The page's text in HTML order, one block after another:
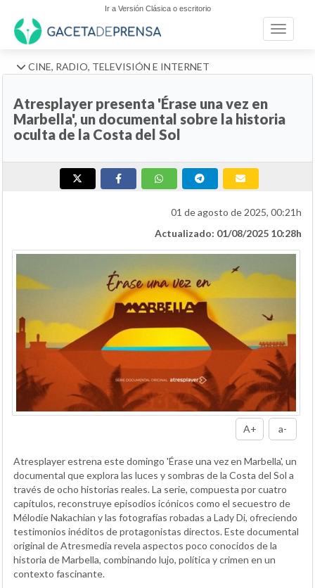
Ir a Versión Clásica o escritorio
Toggle
CINE, RADIO, TELEVISIÓN E INTERNET
Atresplayer presenta 'Érase una vez en
Marbella', un documental sobre la historia
oculta de la Costa del Sol
01 de agosto de 2025, 00:21h
Actualizado: 01/08/2025 10:28h
A+ a-
Atresplayer estrena este domingo 'Érase una vez en Marbella', un
documental que explora las luces y sombras de la Costa del Sol a
través de ocho historias reales. La serie, compuesta por cuatro
capítulos, reconstruye episodios icónicos como el secuestro de
Mélodie Nakachian y las fotografías robadas a Lady Di, ofreciendo
testimonios inéditos de protagonistas directos. Este documental
original de Atresmedia revela aspectos poco conocidos de la
historia de Marbella, combinando lujo, política y crimen en un
contexto fascinante.